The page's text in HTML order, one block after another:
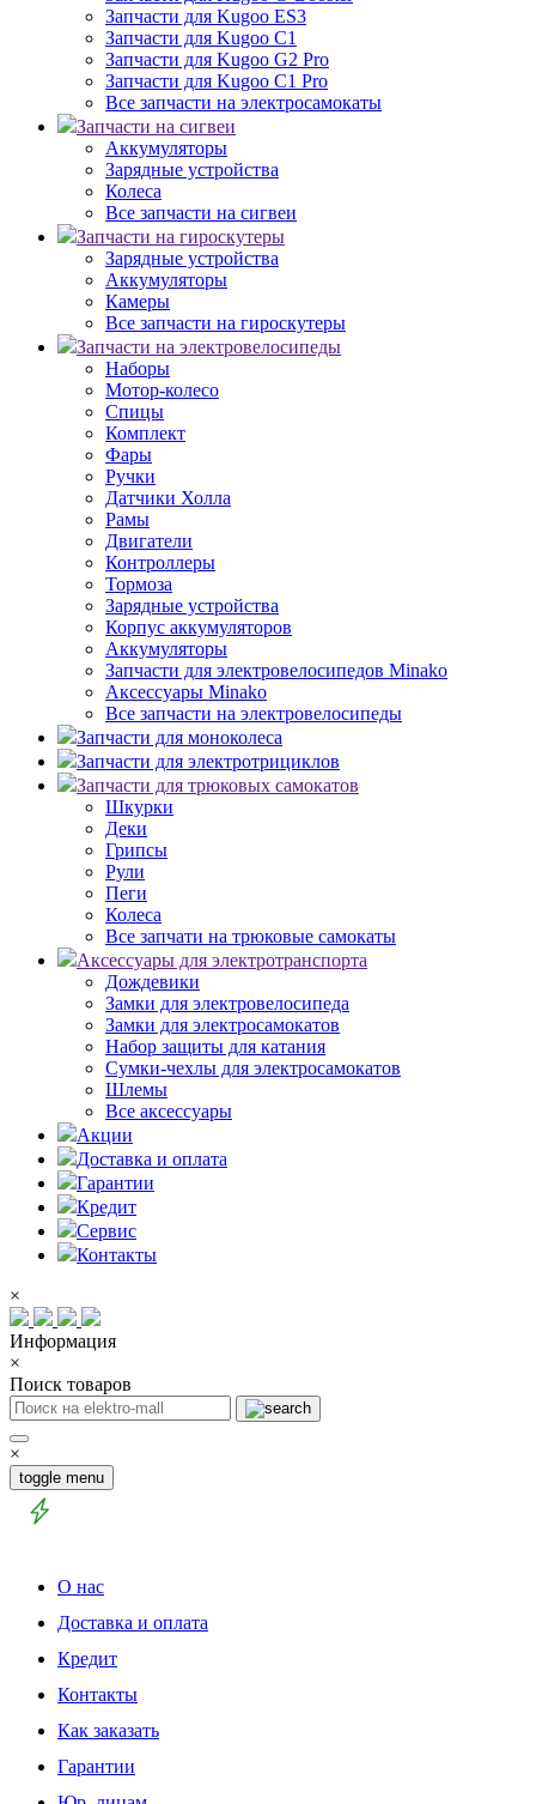
Запчасти для Kugoo ES3
Запчасти для Kugoo C1
Запчасти для Kugoo G2 Pro
Запчасти для Kugoo C1 Pro
Все запчасти на электросамокаты
Запчасти на сигвеи
Аккумуляторы
Зарядные устройства
Колеса
Все запчасти на сигвеи
Запчасти на гироскутеры
Зарядные устройства
Аккумуляторы
Камеры
Все запчасти на гироскутеры
Запчасти на электровелосипеды
Наборы
Мотор-колесо
Спицы
Комплект
Фары
Ручки
Датчики Холла
Рамы
Двигатели
Контроллеры
Тормоза
Зарядные устройства
Корпус аккумуляторов
Аккумуляторы
Запчасти для электровелосипедов Minako
Аксессуары Minako
Все запчасти на электровелосипеды
Запчасти для моноколеса
Запчасти для электротрициклов
Запчасти для трюковых самокатов
Шкурки
Деки
Грипсы
Рули
Пеги
Колеса
Все запчати на трюковые самокаты
Аксессуары для электротранспорта
Дождевики
Замки для электровелосипеда
Замки для электросамокатов
Набор защиты для катания
Сумки-чехлы для электросамокатов
Шлемы
Все аксессуары
Акции
Доставка и оплата
Гарантии
Кредит
Сервис
Контакты
×
Информация
×
Поиск товаров
×
toggle menu
О нас
Доставка и оплата
Кредит
Контакты
Как заказать
Гарантии